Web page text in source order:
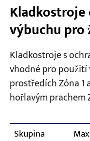
výbuchu
Kladkostroje s
vhodné pro použití
prostředích Zóna 1
hořlavým prachem
Skupina